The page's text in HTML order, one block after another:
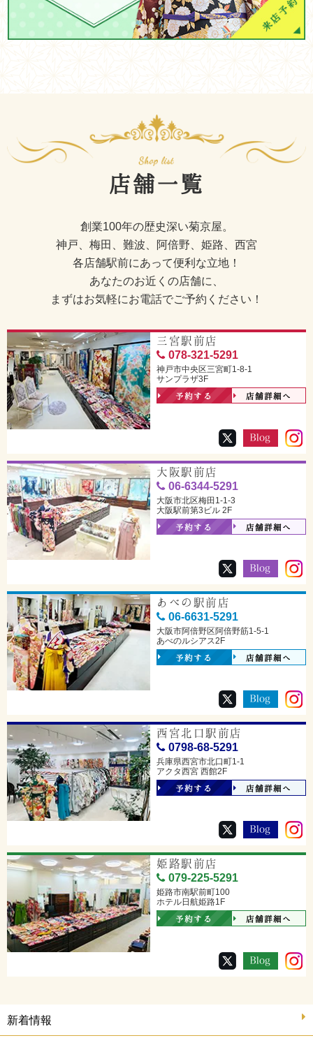
店舗一覧
創業100年の歴史深い菊京屋。
神戸、梅田、難波、阿倍野、姫路、西宮
各店舗駅前にあって便利な立地！
あなたのお近くの店舗に、
まずはお気軽にお電話でご予約ください！
三宮駅前店
078-321-5291
神戸市中央区三宮町1-8-1
サンプラザ3F
予約する 店舗詳細へ
大阪駅前店
06-6344-5291
大阪市北区梅田1-1-3
大阪駅前第3ビル 2F
予約する 店舗詳細へ
あべの駅前店
06-6631-5291
大阪市阿倍野区阿倍野筋1-5-1
あべのルシアス2F
予約する 店舗詳細へ
西宮北口駅前店
0798-68-5291
兵庫県西宮市北口町1-1
アクタ西宮 西館2F
予約する 店舗詳細へ
姫路駅前店
079-225-5291
姫路市南駅前町100
ホテル日航姫路1F
予約する 店舗詳細へ
新着情報